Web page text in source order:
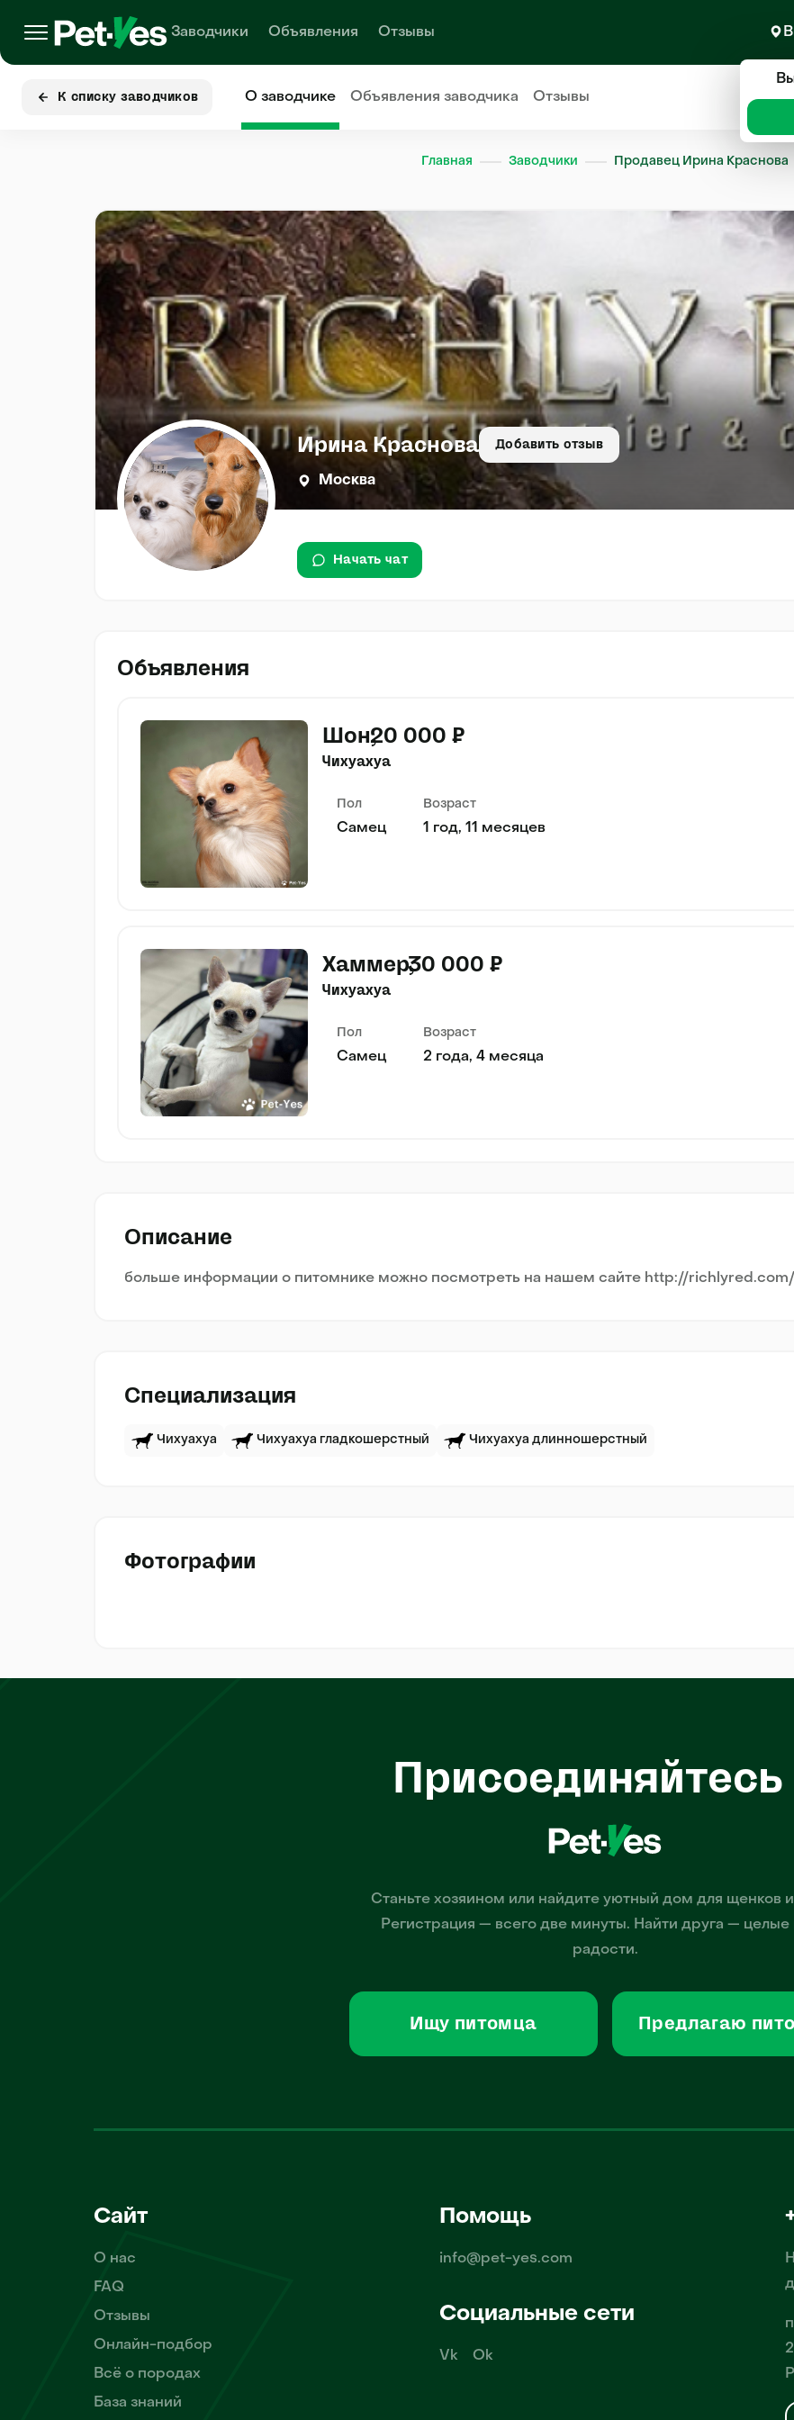
Заводчики Объявления Отзывы
К списку заводчиков О заводчике Объявлениязаводчика Отзывы
Главная Заводчики Продавец Ирина Краснова
Ирина Краснова Добавить отзыв
Москва
Начать чат
Объявления
Шон20 000 ₽
Чихуахуа
Пол
Самец
Возраст
1 год, 11 месяцев
Хаммер30 000 ₽
Чихуахуа
Пол
Самец
Возраст
2 года, 4 месяца
Описание
больше информации о питомнике можно посмотреть на нашем сайте http://
Специализация
Чихуахуа Чихуахуа гладкошерстный Чихуахуа длинношерстный
Фотографии
Присоединяйтесь
Станьте хозяином или найдите уютный дом для щенков и
Регистрация — всего две минуты. Найти друга — целые
радости.
Ищу питомца Предлагаю
Сайт
О нас
FAQ
Отзывы
Онлайн-подбор
Всё о породах
База знаний
Помощь
info@pet-yes.com
Социальные сети
Vk Ok